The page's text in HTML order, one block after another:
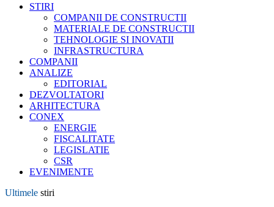
STIRI
COMPANII DE CONSTRUCTII
MATERIALE DE CONSTRUCTII
TEHNOLOGIE SI INOVATII
INFRASTRUCTURA
COMPANII
ANALIZE
EDITORIAL
DEZVOLTATORI
ARHITECTURA
CONEX
ENERGIE
FISCALITATE
LEGISLATIE
CSR
EVENIMENTE
Ultimele stiri